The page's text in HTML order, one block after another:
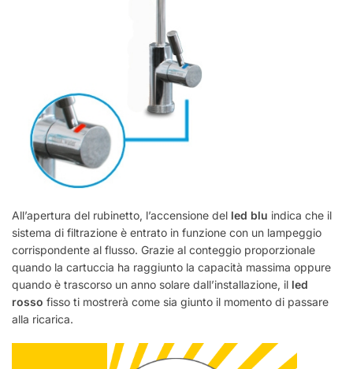
All’apertura del rubinetto, l’accensione del led blu indica che il
sistema di filtrazione è entrato in funzione con un lampeggio
corrispondente al flusso. Grazie al conteggio proporzionale
quando la cartuccia ha raggiunto la capacità massima oppure
quando è trascorso un anno solare dall’installazione, il led
rosso fisso ti mostrerà come sia giunto il momento di passare
alla ricarica.